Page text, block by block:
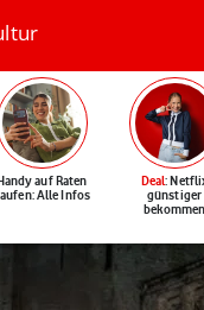
auf Raten
Alle Infos
Deal:
günstiger
bekommen